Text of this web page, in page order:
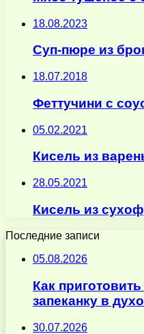
18.08.2023
Суп-пюре из
18.07.2018
Феттучини с
05.02.2021
Кисель из
28.05.2021
Кисель из
Последние записи
05.08.2026
Как
запеканку в
30.07.2026